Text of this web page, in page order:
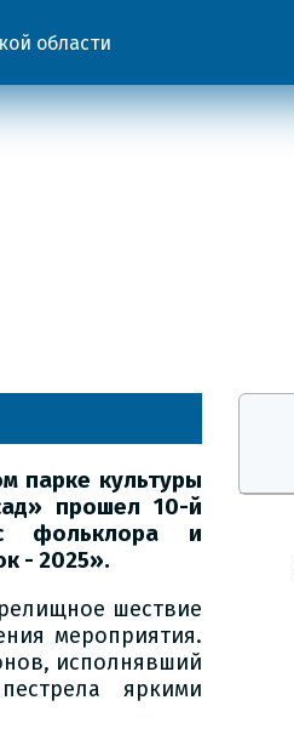
области
парке культуры
прошел 10-й
фольклора и
- 2025».
шествие
мероприятия.
исполнявший
яркими